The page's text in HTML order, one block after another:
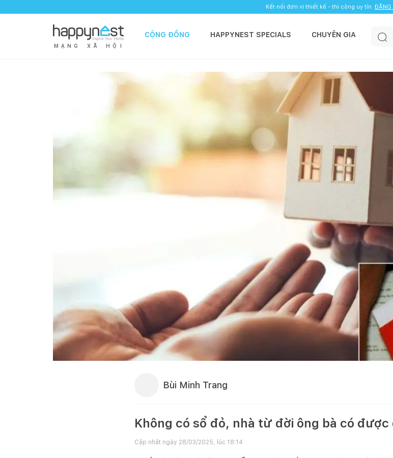
Kết nối đơn vị thiết kế - thi công uy tín. ĐĂNG
M Ạ N G X Ã H Ộ I
CỘNG ĐỒNG HAPPYNEST SPECIALS CHUYÊN GIA
Bùi Minh Trang
Không có sổ đỏ, nhà từ đời ông bà có
Cập nhật ngày 28/03/2025, lúc 18:14